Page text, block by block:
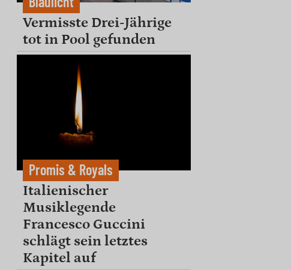
Vermisste Drei-Jährige
tot in Pool gefunden
Promis & Royals
Italienischer
Musiklegende
Francesco Guccini
schlägt sein letztes
Kapitel auf